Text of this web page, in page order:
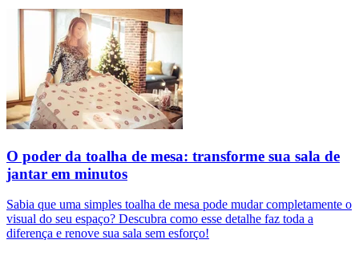
O poder da toalha de mesa: transforme sua sala de
jantar em minutos
Sabia que uma simples toalha de mesa pode mudar completamente o
visual do seu espaço? Descubra como esse detalhe faz toda a
diferença e renove sua sala sem esforço!